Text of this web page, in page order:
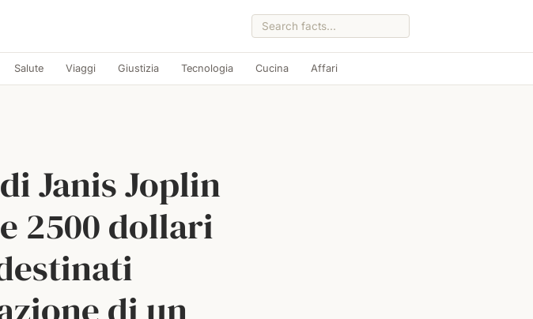
Salute Viaggi Giustizia Tecnologia Cucina Affari
Janis Joplin
2500 dollari